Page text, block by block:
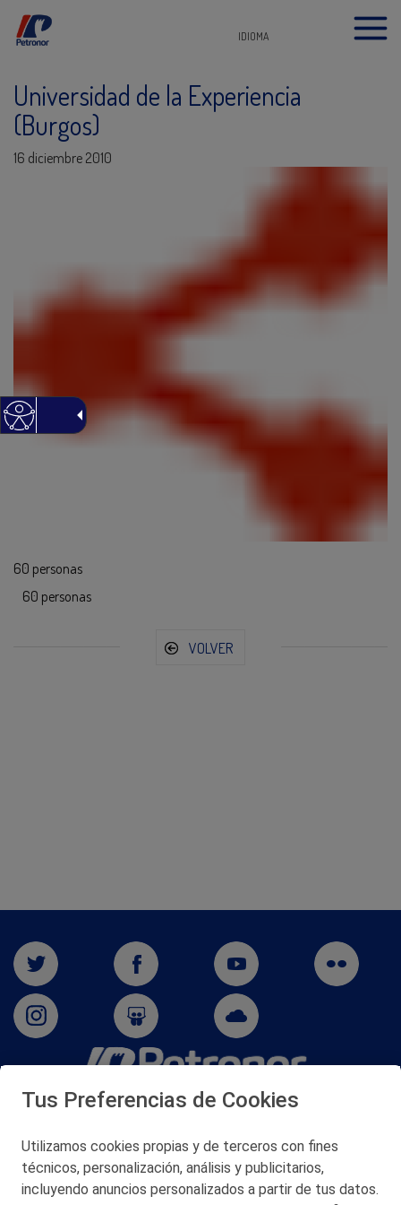
IDIOMA
Universidad de la Experiencia
(Burgos)
16 diciembre 2010
60 personas
60 personas
VOLVER
San Martín 5-Edificio Muñatones,
© 2026 Petronor S.A.
Tus Preferencias de Cookies
Utilizamos cookies propias y de terceros con fines
técnicos, personalización, análisis y publicitarios,
incluyendo anuncios personalizados a partir de tus datos.